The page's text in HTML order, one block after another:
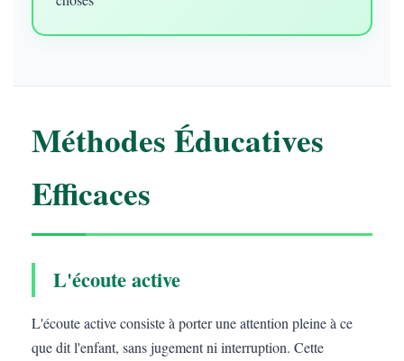
Méthodes Éducatives
Efficaces
L'écoute active
L'écoute active consiste à porter une attention pleine à ce
que dit l'enfant, sans jugement ni interruption. Cette